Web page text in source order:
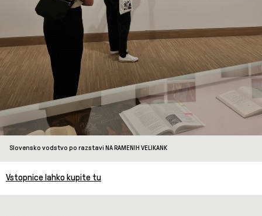
Slovensko vodstvo po razstavi NA RAMENIH VELIKANK
Vstopnice lahko kupite tu